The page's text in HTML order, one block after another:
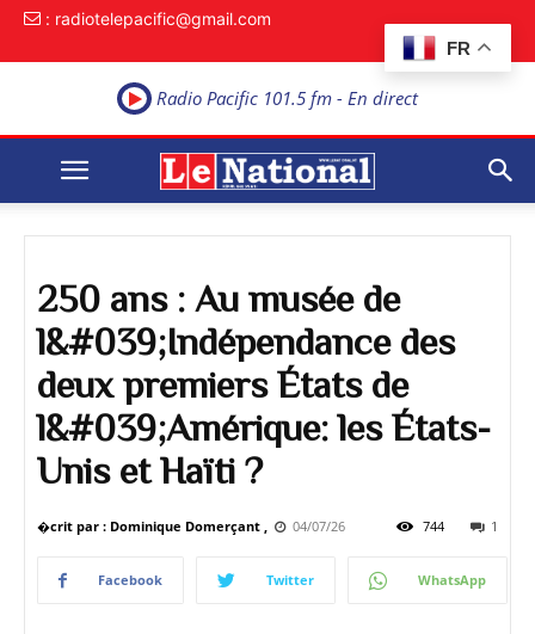
FR
: radiotelepacific@gmail.com
Radio Pacific 101.5 fm - En direct
250 ans : Au musée de
l&#039;Indépendance des
deux premiers États de
l&#039;Amérique: les États-
Unis et Haïti ?
�crit par : Dominique Domerçant , 04/07/26 1
744
Facebook Twitter WhatsApp